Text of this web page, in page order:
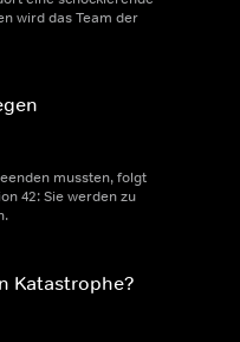
wird das Team der
mussten, folgt
42: Sie werden zu
Katastrophe?